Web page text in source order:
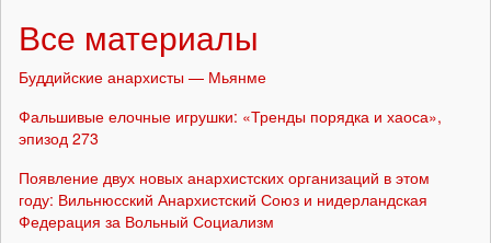
Все материалы
Буддийские анархисты — Мьянме
Фальшивые елочные игрушки: «Тренды порядка и хаоса»,
эпизод 273
Появление двух новых анархистских организаций в этом
году: Вильнюсский Анархистский Союз и нидерландская
Федерация за Вольный Социализм